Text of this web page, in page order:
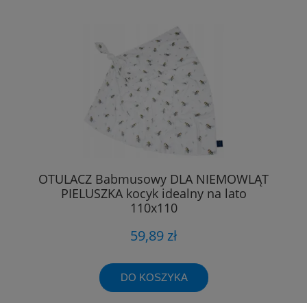
OTULACZ Babmusowy DLA NIEMOWLĄT
PIELUSZKA kocyk idealny na lato
110x110
59,89 zł
DO KOSZYKA